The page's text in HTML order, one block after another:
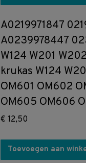
A0219971847
A0239978447
W124 W201
krukas W124
OM601 OM602
OM605 OM606
€ 12,50
Toevoegen aan